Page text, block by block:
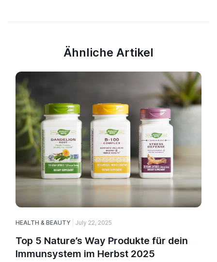
Ähnliche Artikel
HEALTH & BEAUTY July 22, 2025
Top 5 Nature’s Way Produkte für dein
Immunsystem im Herbst 2025